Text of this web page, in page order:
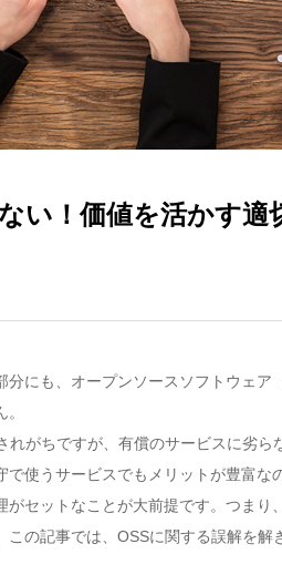
い！価値を活かす適
にも、オープンソースソフトウェ
がちですが、有償のサービスに劣
使うサービスでもメリットが豊富な
セットなことが大前提です。つま
の記事では、OSSに関する誤解を解